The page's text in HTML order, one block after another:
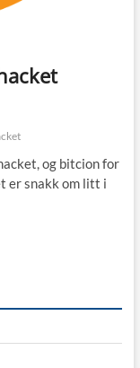
og bitcion for
er snakk om litt i